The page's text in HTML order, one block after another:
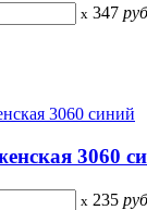
x 347 руб
3060
x 235 руб